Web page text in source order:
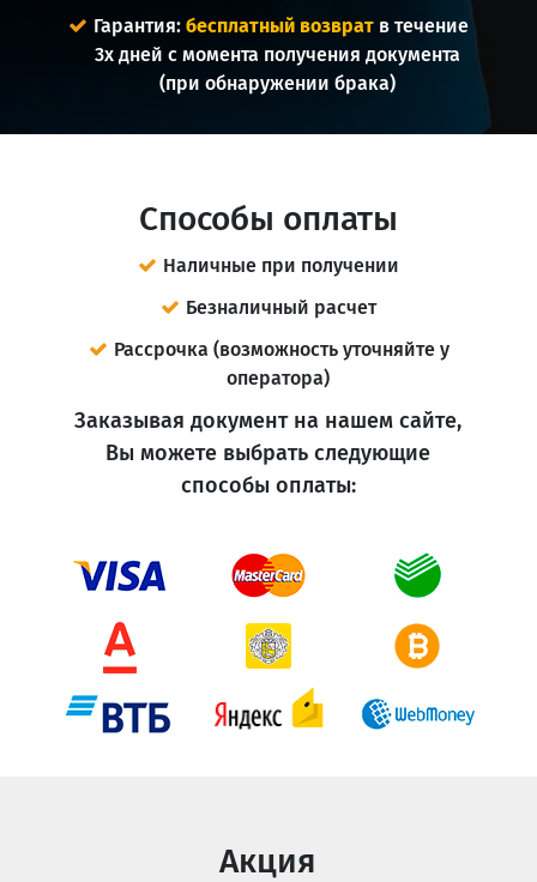
Гарантия:бесплатный возврат в течение
3х дней с момента получения документа
(при обнаружении брака)
Способы оплаты
Наличные при получении
Безналичный расчет
Рассрочка (возможность уточняйте у
оператора)
Заказывая документ на нашем сайте,
Вы можете выбрать следующие
способы оплаты:
Акция